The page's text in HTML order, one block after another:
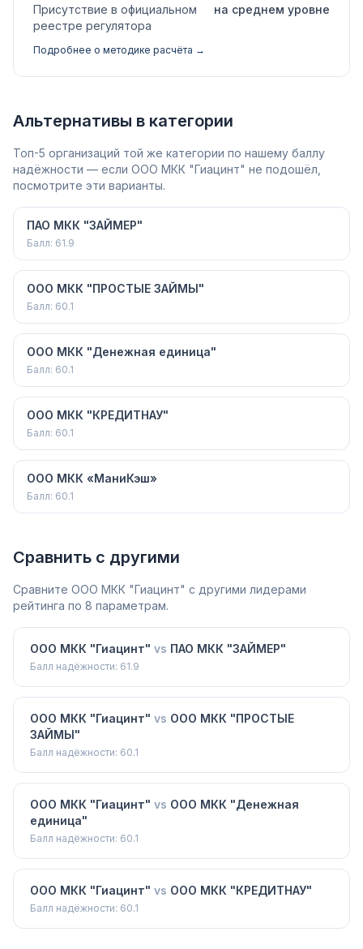
Присутствие в официальном
реестре регулятора
на среднем уровне
Подробнее о методике расчёта →
Альтернативы в категории
Топ-5 организаций той же категории по нашему баллу
надёжности — если ООО МКК "Гиацинт" не подошёл,
посмотрите эти варианты.
ПАО МКК "ЗАЙМЕР"
Балл: 61.9
ООО МКК "ПРОСТЫЕ ЗАЙМЫ"
Балл: 60.1
ООО МКК "Денежная единица"
Балл: 60.1
ООО МКК "КРЕДИТНАУ"
Балл: 60.1
ООО МКК «МаниКэш»
Балл: 60.1
Сравнить с другими
Сравните ООО МКК "Гиацинт" с другими лидерами
рейтинга по 8 параметрам.
ООО МКК "Гиацинт" vs ПАО МКК "ЗАЙМЕР"
Балл надёжности: 61.9
ООО МКК "Гиацинт" vs ООО МКК "ПРОСТЫЕ
ЗАЙМЫ"
Балл надёжности: 60.1
ООО МКК "Гиацинт" vs ООО МКК "Денежная
единица"
Балл надёжности: 60.1
ООО МКК "Гиацинт" vs ООО МКК "КРЕДИТНАУ"
Балл надёжности: 60.1